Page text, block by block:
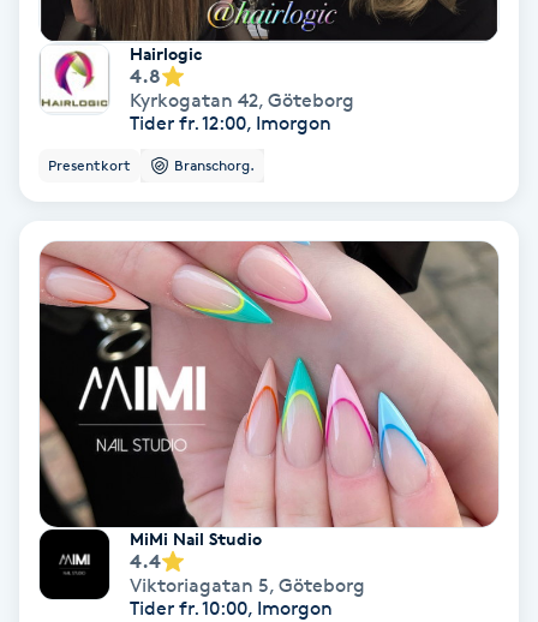
Optiker
Ortobionomi
Ortopedi
Osteopati
Paraffinbehandling
Pedikyr
Pensionärklippning
Permanent
Permanent hårborttagning
Hairlogic
4.8
Kyrkogatan 42, Göteborg
Tider fr. 12:00, Imorgon
Presentkort Branschorg.
MiMi Nail Studio
4.4
Viktoriagatan 5, Göteborg
Tider fr. 10:00, Imorgon